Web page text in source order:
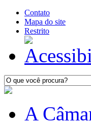
Contato
Mapa do site
Restrito
A